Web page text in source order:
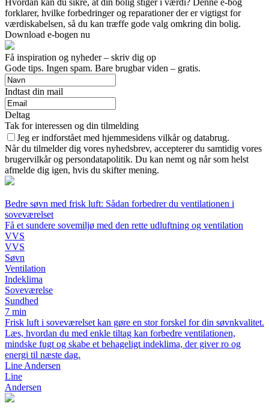
Hvordan kan du sikre, at din bolig stiger i værdi? Denne e-bog
forklarer, hvilke forbedringer og reparationer der er vigtigst for
værdiskabelsen, så du kan træffe gode valg omkring din bolig.
Download e-bogen nu
Få inspiration og nyheder – skriv dig op
Gode tips. Ingen spam. Bare brugbar viden – gratis.
Indtast din mail
Deltag
Tak for interessen og din tilmelding
Jeg er indforstået med hjemmesidens vilkår og databrug.
Når du tilmelder dig vores nyhedsbrev, accepterer du samtidig vores
brugervilkår og persondatapolitik. Du kan nemt og når som helst
afmelde dig igen, hvis du skifter mening.
Bedre søvn med frisk luft: Sådan forbedrer du ventilationen i
soveværelset
Få et sundere sovemiljø med den rette udluftning og ventilation
VVS
VVS
Søvn
Ventilation
Indeklima
Soveværelse
Sundhed
7 min
Frisk luft i soveværelset kan gøre en stor forskel for din søvnkvalitet.
Læs, hvordan du med enkle tiltag kan forbedre ventilationen,
mindske fugt og skabe et behageligt indeklima, der giver ro og
energi til næste dag.
Line Andersen
Line
Andersen